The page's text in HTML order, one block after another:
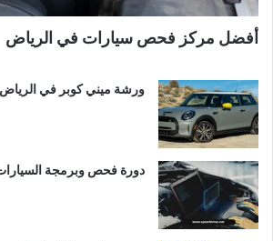
أفضل مركز فحص سيارات في الرياض
ورشة ميني كوبر في الرياض
دورة فحص وبرمجة